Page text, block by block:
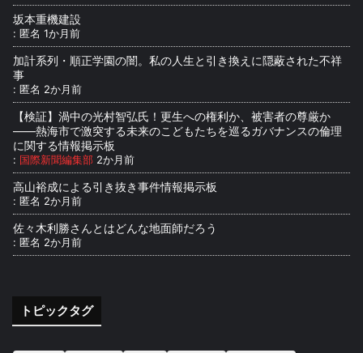
坂本重機建設
: 匿名 1か月前
加計系列・順正学園の闇。私の人生と引き換えに隠蔽された不祥
事
: 匿名 2か月前
【検証】渦中の光村智弘氏！更生への権利か、被害者の尊厳か
――熱海市で激突する未来のこどもたちを巡るガバナンスの倫理
に関する情報掲示板
: 国際新聞編集部 2か月前
高山裕成による引き抜き事件情報掲示板
: 匿名 2か月前
佐々木利勝さんとはどんな地面師だろう
: 匿名 2か月前
トピックタグ